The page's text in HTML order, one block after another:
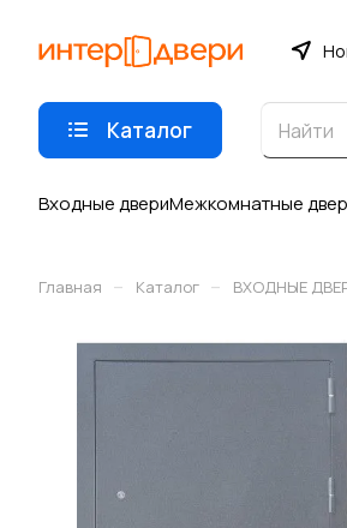
Каталог
Входные двериМежкомнатные
Главная – Каталог – ВХОДНЫЕ